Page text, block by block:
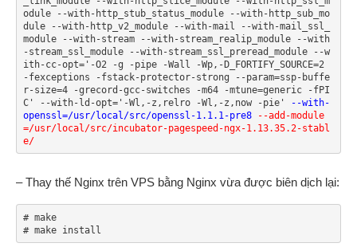
odule --with-http_stub_status_module --with-http_sub_mo
dule --with-http_v2_module --with-mail --with-mail_ssl_
module --with-stream --with-stream_realip_module --with
-stream_ssl_module --with-stream_ssl_preread_module --w
ith-cc-opt='-O2 -g -pipe -Wall -Wp,-D_FORTIFY_SOURCE=2
-fexceptions -fstack-protector-strong --param=ssp-buffe
r-size=4 -grecord-gcc-switches -m64 -mtune=generic -fPI
C' --with-ld-opt='-Wl,-z,relro -Wl,-z,now -pie'
--with-
openssl=/usr/local/src/openssl-1.1.1-pre8
--add-module
=/usr/local/src/incubator-pagespeed-ngx-1.13.35.2-stabl
e/
– Thay thế Nginx trên VPS bằng Nginx vừa được biên dịch lại:
# make
# make install